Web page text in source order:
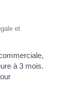
et
à 3 mois.